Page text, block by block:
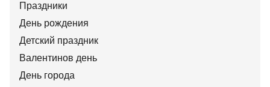
Праздники
День рождения
Детский праздник
Валентинов день
День города